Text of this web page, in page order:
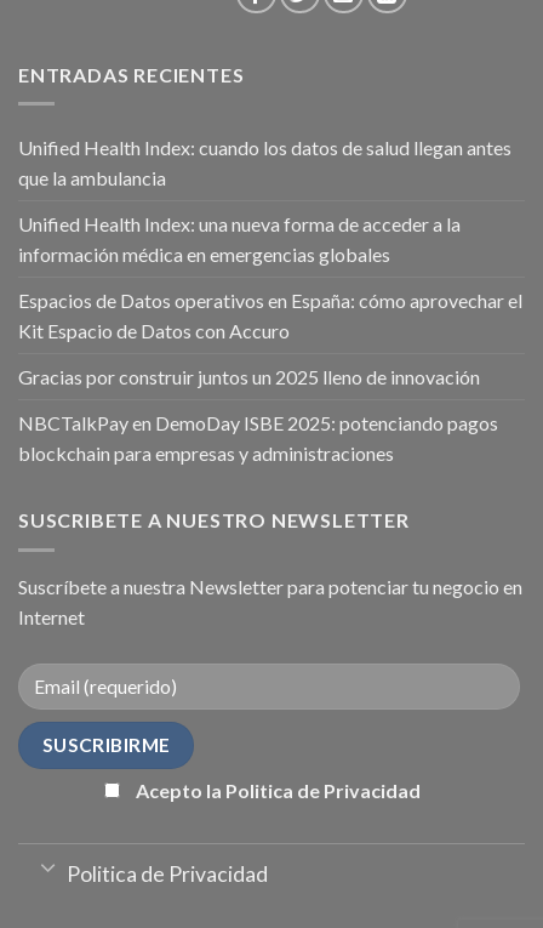
ENTRADAS RECIENTES
Unified Health Index: cuando los datos de salud llegan antes
que la ambulancia
Unified Health Index: una nueva forma de acceder a la
información médica en emergencias globales
Espacios de Datos operativos en España: cómo aprovechar el
Kit Espacio de Datos con Accuro
Gracias por construir juntos un 2025 lleno de innovación
NBCTalkPay en DemoDay ISBE 2025: potenciando pagos
blockchain para empresas y administraciones
SUSCRIBETE A NUESTRO NEWSLETTER
Suscríbete a nuestra Newsletter para potenciar tu negocio en
Internet
Acepto la Politica de Privacidad
Politica de Privacidad